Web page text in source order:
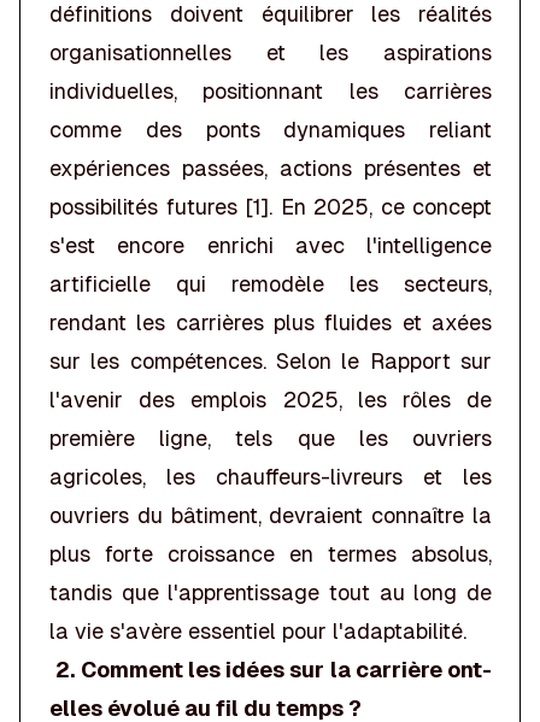
définitions doivent équilibrer les réalités
organisationnelles et les aspirations
individuelles, positionnant les carrières
comme des ponts dynamiques reliant
expériences passées, actions présentes et
possibilités futures [1]. En 2025, ce concept
s'est encore enrichi avec l'intelligence
artificielle qui remodèle les secteurs,
rendant les carrières plus fluides et axées
sur les compétences. Selon le Rapport sur
l'avenir des emplois 2025, les rôles de
première ligne, tels que les ouvriers
agricoles, les chauffeurs-livreurs et les
ouvriers du bâtiment, devraient connaître la
plus forte croissance en termes absolus,
tandis que l'apprentissage tout au long de
la vie s'avère essentiel pour l'adaptabilité.
2. Comment les idées sur la carrière ont-
elles évolué au fil du temps ?